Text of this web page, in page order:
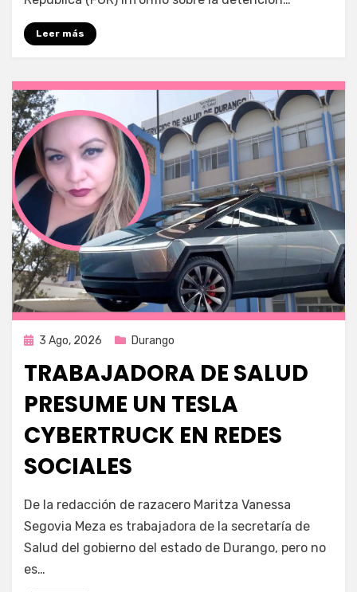
Leer más
Publicada
3 Ago, 2026 Durango
TRABAJADORA DE SALUD
PRESUME UN TESLA
CYBERTRUCK EN REDES
SOCIALES
por Fernando Miranda Servín
De la redacción de razacero Maritza Vanessa
Segovia Meza es trabajadora de la secretaría de
Salud del gobierno del estado de Durango, pero no
es…